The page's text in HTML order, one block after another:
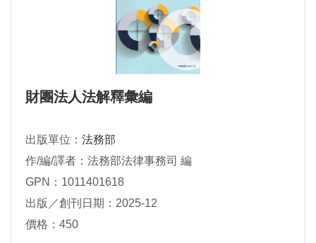
財團法人法解釋彙編
出版單位： 法務部
作/編/譯者：法務部法律事務司 編
GPN：1011401618
出版／創刊日期：2025-12
價格：450